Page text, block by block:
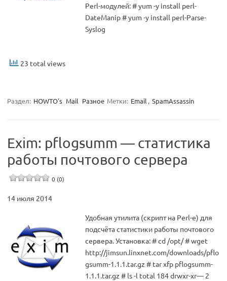
Perl-модулей: # yum -y install perl-
DateManip # yum -y install perl-Parse-
Syslog
23 total views
Раздел: HOWTO's Mail Разное Метки: Email , SpamAssassin
Exim: pflogsumm — статистика
работы почтового сервера
0 (0)
14 июля 2014
Удобная утилита (скрипт на Perl-е) для
подсчёта статистики работы почтового
сервера. Установка: # cd /opt/ # wget
http://jimsun.linxnet.com/downloads/pflo
gsumm-1.1.1.tar.gz # tar xfp pflogsumm-
1.1.1.tar.gz # ls -l total 184 drwxr-xr— 2